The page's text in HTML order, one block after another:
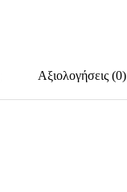
Αξιολογήσεις (0)